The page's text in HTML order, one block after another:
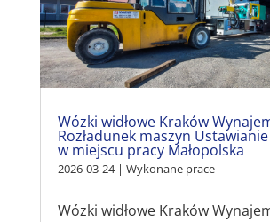
Wózki widłowe Kraków
Rozładunek maszyn
w miejscu pracy Małopolska
2026-03-24| Wykonane prace
Wózki widłowe Kraków